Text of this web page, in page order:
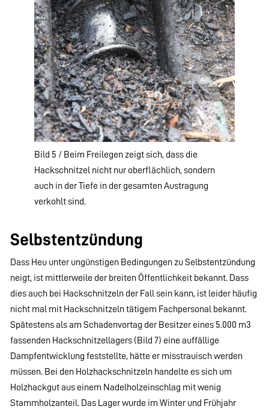
Bild 5 / Beim Freilegen zeigt sich, dass die
Hackschnitzel nicht nur oberflächlich, sondern
auch in der Tiefe in der gesamten Austragung
verkohlt sind.
Selbstentzündung
Dass Heu unter ungünstigen Bedingungen zu Selbstentzündung
neigt, ist mittlerweile der breiten Öffentlichkeit bekannt. Dass
dies auch bei Hackschnitzeln der Fall sein kann, ist leider häufig
nicht mal mit Hackschnitzeln tätigem Fachpersonal bekannt.
Spätestens als am Schadenvortag der Besitzer eines 5.000 m3
fassenden Hackschnitzellagers (Bild 7) eine auffällige
Dampfentwicklung feststellte, hätte er misstrauisch werden
müssen. Bei den Holzhackschnitzeln handelte es sich um
Holzhackgut aus einem Nadelholzeinschlag mit wenig
Stammholzanteil. Das Lager wurde im Winter und Frühjahr